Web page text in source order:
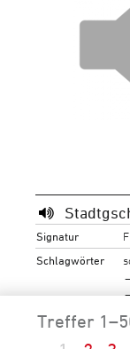
Signatur
Schlagwörter
Treffer